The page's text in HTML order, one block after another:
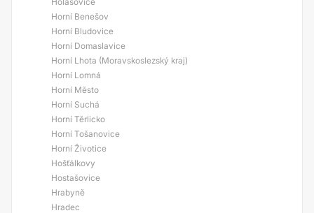
Horní Benešov
Horní Bludovice
Horní Domaslavice
Horní Lhota (Moravskoslezský kraj)
Horní Lomná
Horní Město
Horní Suchá
Horní Těrlicko
Horní Tošanovice
Horní Životice
Hošťálkovy
Hostašovice
Hrabyně
Hradec